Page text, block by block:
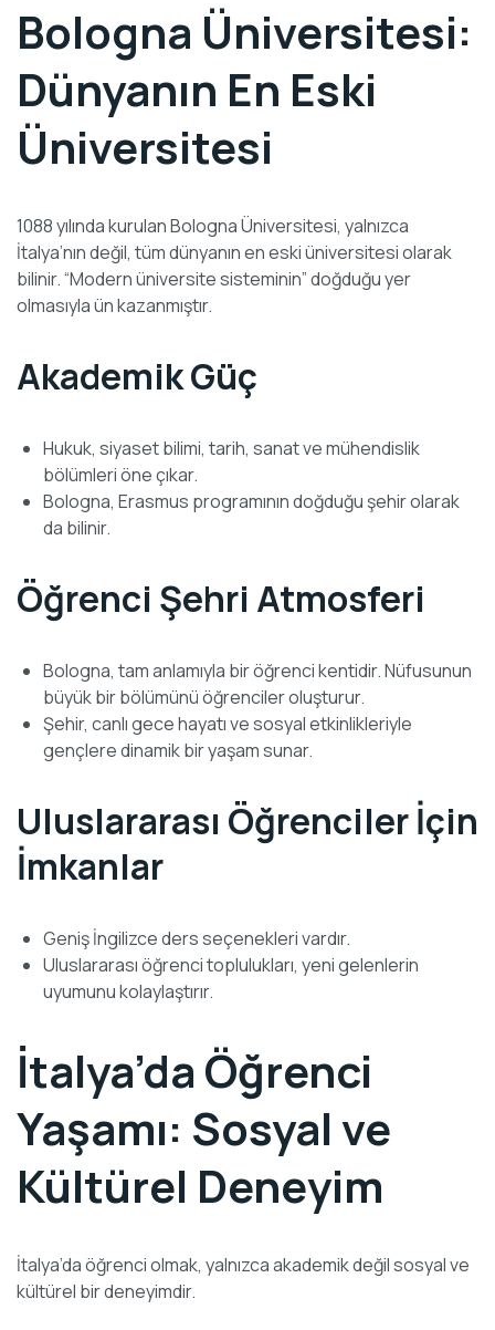
Bologna Üniversitesi:
Dünyanın En Eski
Üniversitesi
1088 yılında kurulan Bologna Üniversitesi, yalnızca
İtalya’nın değil, tüm dünyanın en eski üniversitesi olarak
bilinir. “Modern üniversite sisteminin” doğduğu yer
olmasıyla ün kazanmıştır.
Akademik Güç
Hukuk, siyaset bilimi, tarih, sanat ve mühendislik
bölümleri öne çıkar.
Bologna, Erasmus programının doğduğu şehir olarak
da bilinir.
Öğrenci Şehri Atmosferi
Bologna, tam anlamıyla bir öğrenci kentidir. Nüfusunun
büyük bir bölümünü öğrenciler oluşturur.
Şehir, canlı gece hayatı ve sosyal etkinlikleriyle
gençlere dinamik bir yaşam sunar.
Uluslararası Öğrenciler İçin
İmkanlar
Geniş İngilizce ders seçenekleri vardır.
Uluslararası öğrenci toplulukları, yeni gelenlerin
uyumunu kolaylaştırır.
İtalya’da Öğrenci
Yaşamı: Sosyal ve
Kültürel Deneyim
İtalya’da öğrenci olmak, yalnızca akademik değil sosyal ve
kültürel bir deneyimdir.